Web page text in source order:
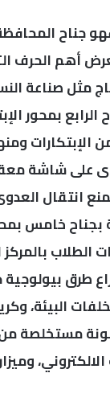
جناح
أهم الحرف
صناعة
الرابع بمحور
الإبتكارات
على شاشة
انتقال
خامس
الطلاب
طرق
البيئة،
مستخلصة